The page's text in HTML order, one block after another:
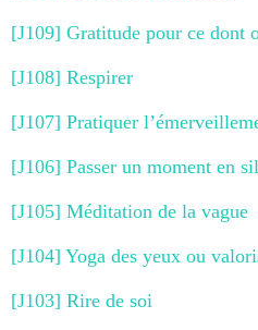
[J109] Gratitude pour ce dont
[J108] Respirer
[J107] Pratiquer
[J106] Passer un moment en
[J105] Méditation de la vague
[J104] Yoga des yeux ou
[J103] Rire de soi